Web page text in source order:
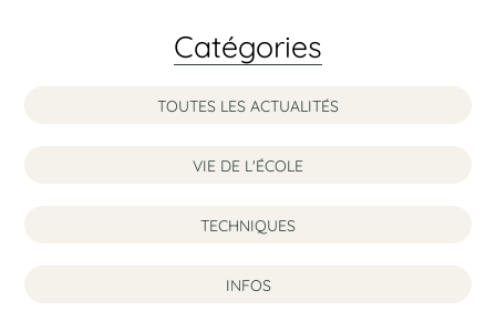
Catégories
TOUTES LES ACTUALITÉS
VIE DE L'ÉCOLE
TECHNIQUES
INFOS